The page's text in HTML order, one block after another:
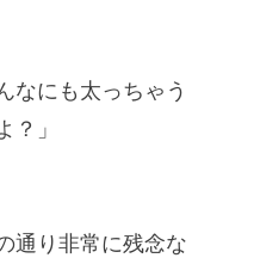
なにも太っちゃう
」
通り非常に残念な